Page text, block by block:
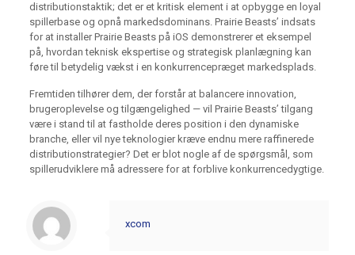
distributionstaktik; det er et kritisk element i at opbygge en loyal
spillerbase og opnå markedsdominans. Prairie Beasts’ indsats
for at installer Prairie Beasts på iOS demonstrerer et eksempel
på, hvordan teknisk ekspertise og strategisk planlægning kan
føre til betydelig vækst i en konkurrencepræget markedsplads.
Fremtiden tilhører dem, der forstår at balancere innovation,
brugeroplevelse og tilgængelighed — vil Prairie Beasts’ tilgang
være i stand til at fastholde deres position i den dynamiske
branche, eller vil nye teknologier kræve endnu mere raffinerede
distributionstrategier? Det er blot nogle af de spørgsmål, som
spillerudviklere må adressere for at forblive konkurrencedygtige.
xcom